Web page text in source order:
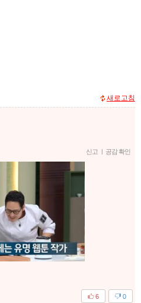
새로고침
신고 | 공감 확인
0
6